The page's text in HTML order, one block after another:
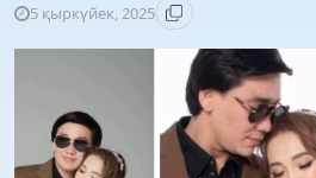
5 қыркүйек, 2025